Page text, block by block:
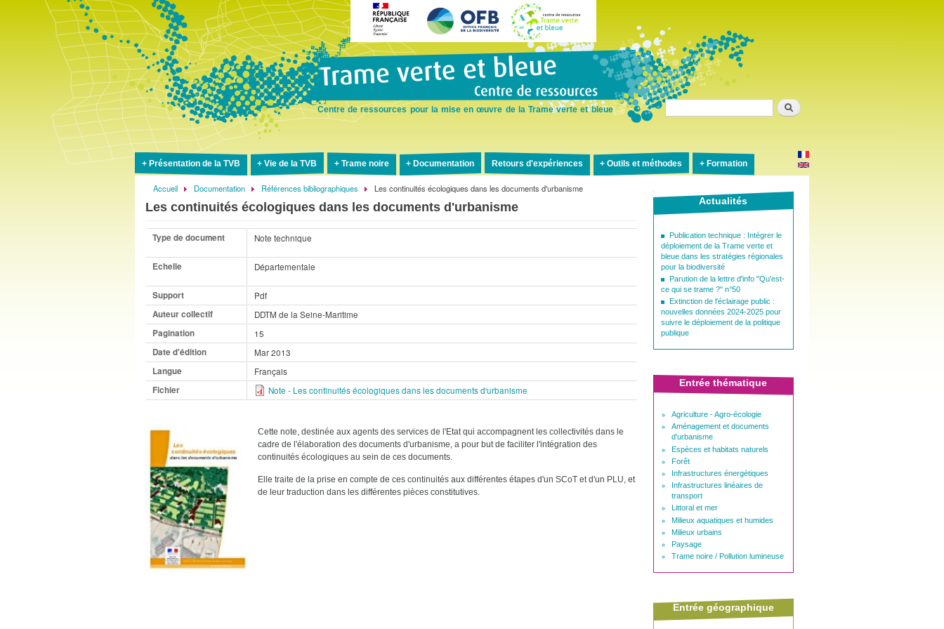
au
contenu
Centre de ressources pour la mise en œuvre de la Trame verte et bleue
Présentation de la TVB Vie de la TVB Trame noire Documentation Retours d'expériences Outils et méthodes Formation
Fil
d'Ariane
Accueil Documentation Références bibliographiques Les continuités écologiques dans les documents d'urbanisme
Les continuités écologiques dans les documents d'urbanisme
Type de document Note technique
Echelle Départementale
Support
Pdf
Auteur collectif
DDTM de la Seine-Maritime
Pagination
15
Date d'édition
Mar 2013
Langue
Français
Fichier
Note - Les continuités écologiques dans les documents d'urbanisme
Cette note, destinée aux agents des services de l'Etat qui accompagnent les collectivités dans le
cadre de l'élaboration des documents d'urbanisme, a pour but de faciliter l'intégration des
continuités écologiques au sein de ces documents.
Elle traite de la prise en compte de ces continuités aux différentes étapes d'un SCoT et d'un PLU, et
de leur traduction dans les différentes pièces constitutives.
Actualités
Publication technique : Intégrer le
déploiement de la Trame verte et
bleue dans les stratégies régionales
pour la biodiversité
Parution de la lettre d'info "Qu'est-
ce qui se trame ?" n°50
Extinction de l'éclairage public :
nouvelles données 2024-2025 pour
suivre le déploiement de la politique
publique
Entrée thématique
Agriculture - Agro-écologie
Aménagement et documents
d'urbanisme
Espèces et habitats naturels
Forêt
Infrastructures énergétiques
Infrastructures linéaires de
transport
Littoral et mer
Milieux aquatiques et humides
Milieux urbains
Paysage
Trame noire / Pollution lumineuse
Entrée géographique